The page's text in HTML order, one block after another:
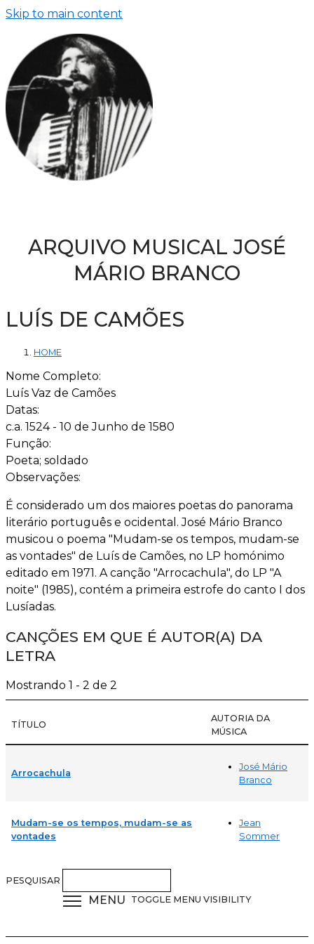
Skip to main content
ARQUIVO MUSICAL JOSÉ
MÁRIO BRANCO
LUÍS DE CAMÕES
HOME
Nome Completo:
Luís Vaz de Camões
Datas:
c.a. 1524 - 10 de Junho de 1580
Função:
Poeta; soldado
Observações:
É considerado um dos maiores poetas do panorama
literário português e ocidental. José Mário Branco
musicou o poema "Mudam-se os tempos, mudam-se
as vontades" de Luís de Camões, no LP homónimo
editado em 1971. A canção "Arrocachula", do LP "A
noite" (1985), contém a primeira estrofe do canto I dos
Lusíadas.
CANÇÕES EM QUE É AUTOR(A) DA
LETRA
Mostrando 1 - 2 de 2
TÍTULO
AUTORIA DA
MÚSICA
Arrocachula
José Mário
Branco
Mudam-se os tempos, mudam-se as
vontades
Jean
Sommer
PESQUISAR
MENU TOGGLE MENU VISIBILITY